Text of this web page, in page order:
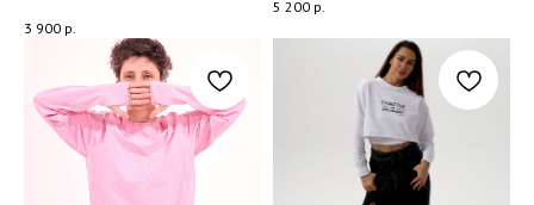
3 900 р.
5 200 р.